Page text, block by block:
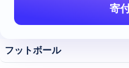
寄
フットボール